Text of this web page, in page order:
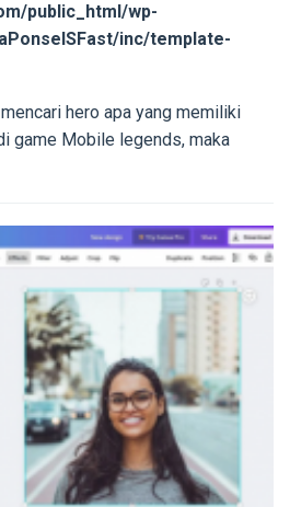
public_html/wp-
inc/template-
hero apa yang memiliki
game Mobile legends, maka